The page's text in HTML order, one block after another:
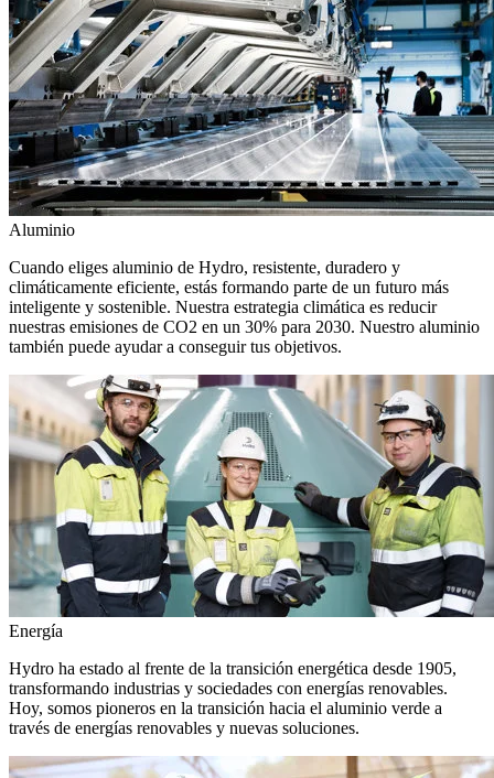
Aluminio
Cuando eliges aluminio de Hydro, resistente, duradero y
climáticamente eficiente, estás formando parte de un futuro más
inteligente y sostenible. Nuestra estrategia climática es reducir
nuestras emisiones de CO2 en un 30% para 2030. Nuestro aluminio
también puede ayudar a conseguir tus objetivos.
Energía
Hydro ha estado al frente de la transición energética desde 1905,
transformando industrias y sociedades con energías renovables.
Hoy, somos pioneros en la transición hacia el aluminio verde a
través de energías renovables y nuevas soluciones.